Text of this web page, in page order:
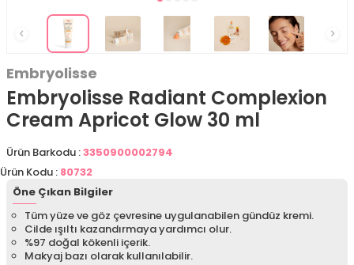
Embryolisse
Embryolisse Radiant Complexion
Cream Apricot Glow 30 ml
Ürün Barkodu :3350900002794
Ürün Kodu : 80732
Öne Çıkan Bilgiler
Tüm yüze ve göz çevresine uygulanabilen gündüz kremi.
Cilde ışıltı kazandırmaya yardımcı olur.
%97 doğal kökenli içerik.
Makyaj bazı olarak kullanılabilir.